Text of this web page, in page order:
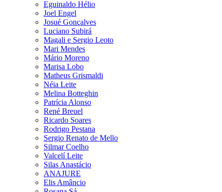
Eguinaldo Hélio
Joel Engel
Josué Gonçalves
Luciano Subirá
Magali e Sergio Leoto
Mari Mendes
Mário Moreno
Marisa Lobo
Matheus Grismaldi
Néia Leite
Melina Botteghin
Patrícia Alonso
René Breuel
Ricardo Soares
Rodrigo Pestana
Sergio Renato de Mello
Silmar Coelho
Valcelí Leite
Silas Anastácio
ANAJURE
Elis Amâncio